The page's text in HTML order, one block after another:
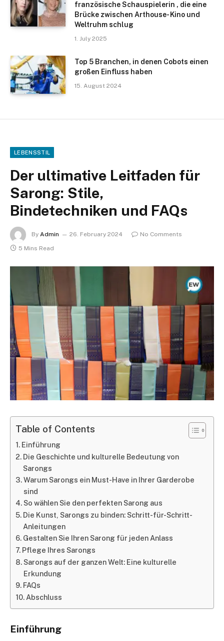
französische Schauspielerin , die eine
Brücke zwischen Arthouse- Kino und
Weltruhm schlug
1. July 2025
Top 5 Branchen, in denen Cobots einen
großen Einfluss haben
15. August 2024
LEBENSSTIL
Der ultimative Leitfaden für
Sarong: Stile,
Bindetechniken und FAQs
By Admin 26. February 2024
No Comments
5 Mins Read
Table of Contents
Einführung
Die Geschichte und kulturelle Bedeutung von
Sarongs
Warum Sarongs ein Must-Have in Ihrer Garderobe
sind
So wählen Sie den perfekten Sarong aus
Die Kunst, Sarongs zu binden: Schritt-für-Schritt-
Anleitungen
Gestalten Sie Ihren Sarong für jeden Anlass
Pflege Ihres Sarongs
Sarongs auf der ganzen Welt: Eine kulturelle
Erkundung
FAQs
Abschluss
Einführung